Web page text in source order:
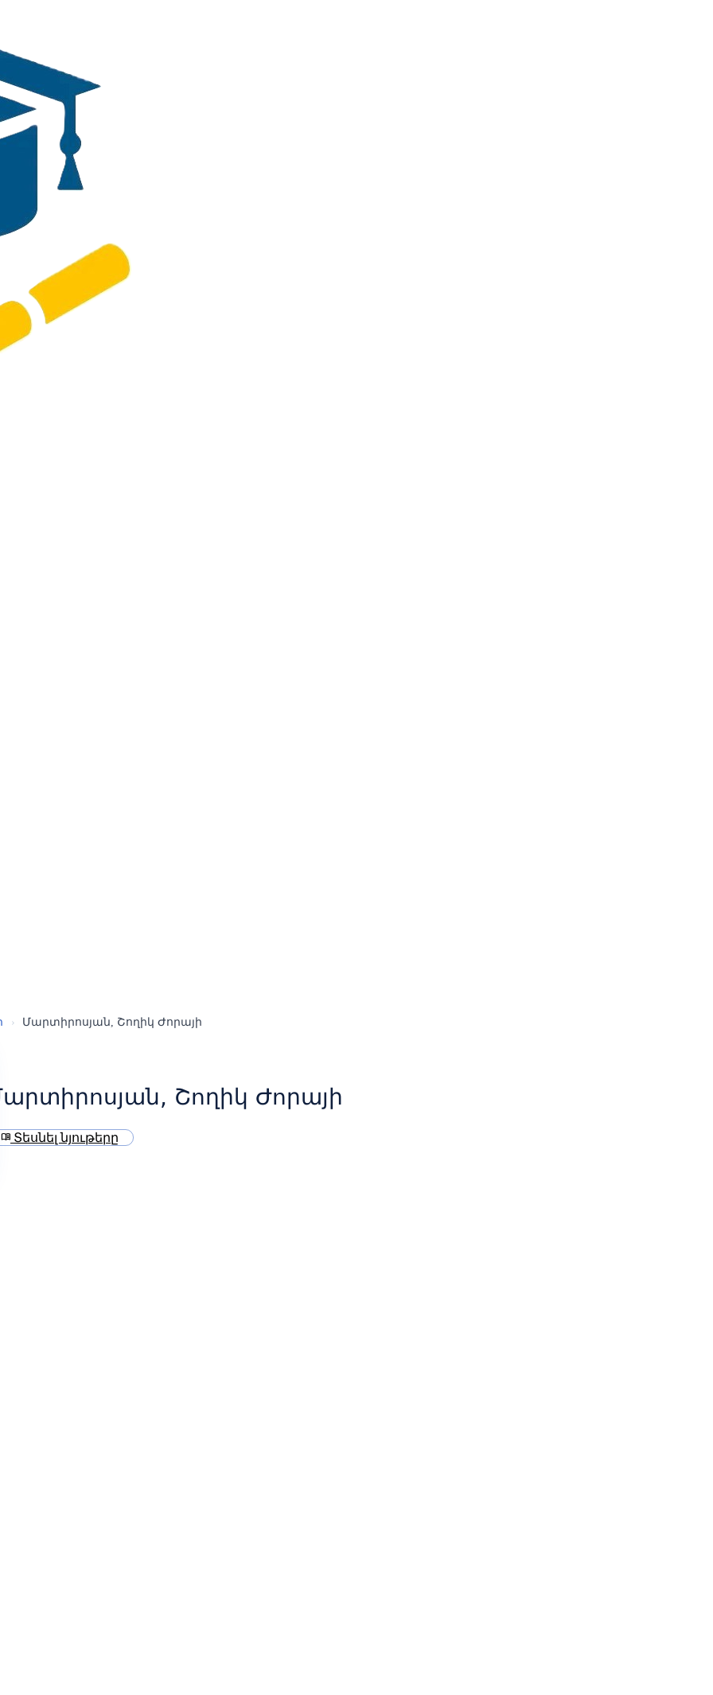
› Մարտիրոսյան, Շողիկ Ժորայի
Շողիկ Ժորայի
menu_book Տեսնել նյութերը